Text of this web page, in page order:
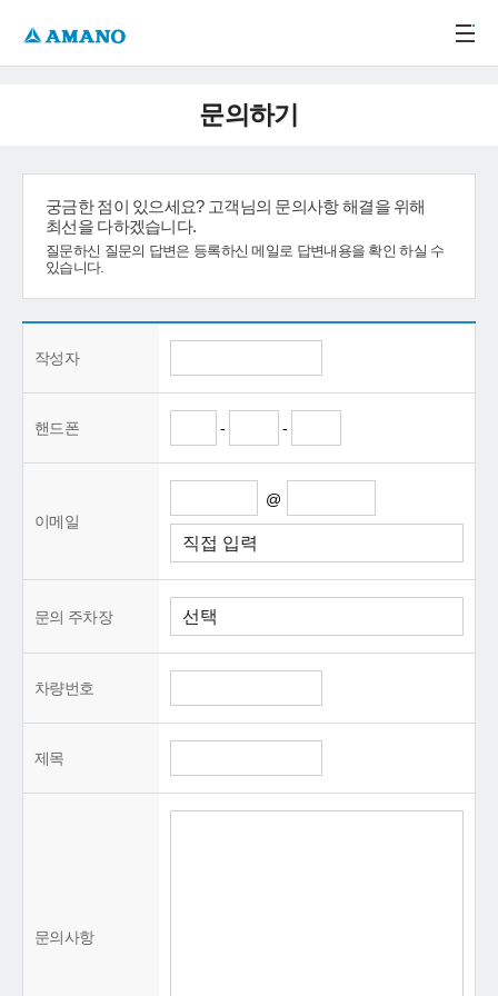
문의하기
궁금한 점이 있으세요? 고객님의 문의사항 해결을 위해
최선을 다하겠습니다.
질문하신 질문의 답변은 등록하신 메일로 답변내용을 확인 하실 수
있습니다.
작성자
핸드폰 - -
이메일
@
문의 주차장
차량번호
제목
문의사항